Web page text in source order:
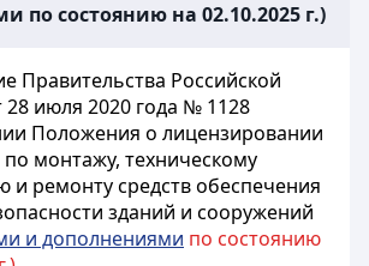
по состоянию на 02.10.2025 г.)
Правительства Российской
июля 2020 года № 1128
Положения о лицензировании
по монтажу, техническому
и ремонту средств обеспечения
зданий и сооружений
и дополнениями по состоянию